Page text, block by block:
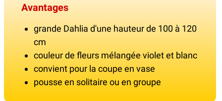
Avantages
grande Dahlia d'une hauteur de 100 à 120
cm
couleur de fleurs mélangée violet et blanc
convient pour la coupe en vase
pousse en solitaire ou en groupe